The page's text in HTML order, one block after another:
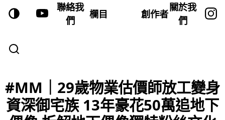
聯絡我
們
欄目 創作者
關於我
們
#MM｜29歲物業估價師放工變身
資深御宅族 13年豪花50萬追地下